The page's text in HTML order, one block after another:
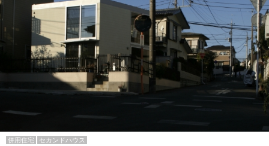
併用住宅 セカンドハウス